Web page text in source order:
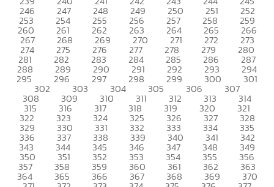
246 247 248 249 250 251 252
253 254 255 256 257 258 259
260 261 262 263 264 265 266
267 268 269 270 271 272 273
274 275 276 277 278 279 280
281 282 283 284 285 286 287
288 289 290 291 292 293 294
295 296 297 298 299 300 301
302 303 304 305 306 307
308 309 310 311 312 313 314
315 316 317 318 319 320 321
322 323 324 325 326 327 328
329 330 331 332 333 334 335
336 337 338 339 340 341 342
343 344 345 346 347 348 349
350 351 352 353 354 355 356
357 358 359 360 361 362 363
364 365 366 367 368 369 370